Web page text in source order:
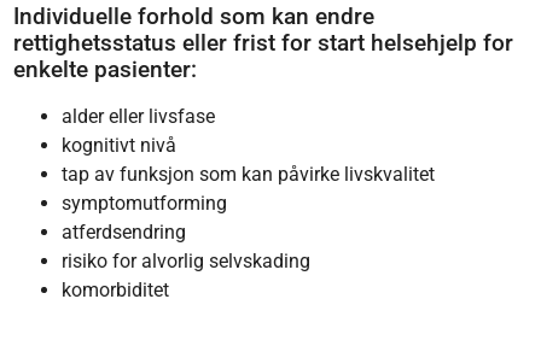
Individuelle forhold som kan endre
rettighetsstatus eller frist for start helsehjelp for
enkelte pasienter:
alder eller livsfase
kognitivt nivå
tap av funksjon som kan påvirke livskvalitet
symptomutforming
atferdsendring
risiko for alvorlig selvskading
komorbiditet